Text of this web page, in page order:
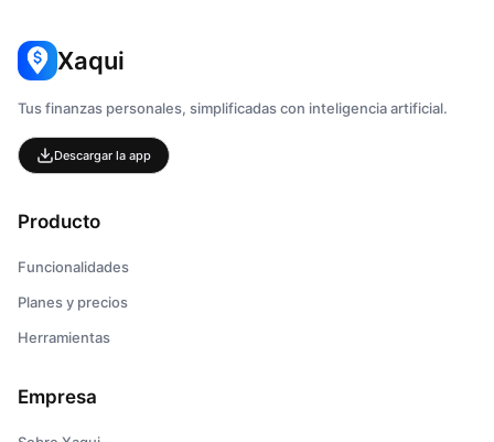
Xaqui
Tus finanzas personales, simplificadas con inteligencia artificial.
Descargar la app
Producto
Funcionalidades
Planes y precios
Herramientas
Empresa